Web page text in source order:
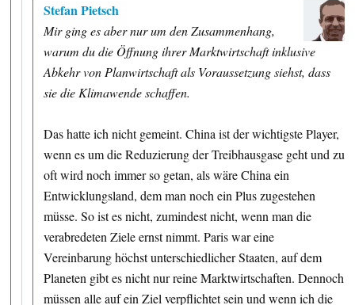
Stefan Pietsch
Mir ging es aber nur um den Zusammenhang,
warum du die Öffnung ihrer Marktwirtschaft inklusive
Abkehr von Planwirtschaft als Voraussetzung siehst, dass
sie die Klimawende schaffen.
Das hatte ich nicht gemeint. China ist der wichtigste Player,
wenn es um die Reduzierung der Treibhausgase geht und zu
oft wird noch immer so getan, als wäre China ein
Entwicklungsland, dem man noch ein Plus zugestehen
müsse. So ist es nicht, zumindest nicht, wenn man die
verabredeten Ziele ernst nimmt. Paris war eine
Vereinbarung höchst unterschiedlicher Staaten, auf dem
Planeten gibt es nicht nur reine Marktwirtschaften. Dennoch
müssen alle auf ein Ziel verpflichtet sein und wenn ich die